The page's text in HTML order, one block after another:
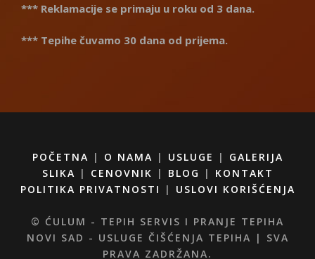
*** Reklamacije se primaju u roku od 3 dana.
*** Tepihe čuvamo 30 dana od prijema.
POČETNA | O NAMA | USLUGE | GALERIJA
SLIKA | CENOVNIK | BLOG | KONTAKT
POLITIKA PRIVATNOSTI
| USLOVI KORIŠĆENJA
© ĆULUM - TEPIH SERVIS I PRANJE TEPIHA
NOVI SAD - USLUGE ČIŠĆENJA TEPIHA | SVA
PRAVA ZADRŽANA.